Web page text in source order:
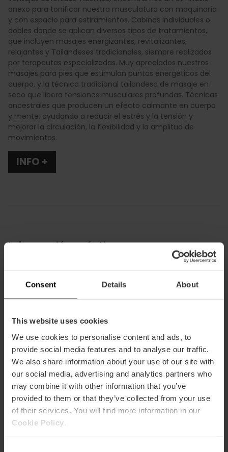
Consent Details About
This website uses cookies
We use cookies to personalise content and ads, to
provide social media features and to analyse our traffic.
We also share information about your use of our site with
our social media, advertising and analytics partners who
may combine it with other information that you’ve
provided to them or that they’ve collected from your use
of their services. You will find more information in our
Cookie Policy
anexo para tonificar nuestra musculatura con maquinaría
y con espacio para estiramientos. Cabinas individuales o
dobles donde se aplican diversos tipos de tratamientos,
que incluyen masajes energizantes, revitalizantes,
relajantes y Tailandeses tradicionales, siempre realizados
por terapeutas especializadas. Muy apreciados nuestros
masajes para pies que estimulan puntos energéticos del
cuerpo, y la técnica tradicional tailandesa de masaje en
seco que libera tensiones musculares profundas. Técnicas
ancestrales que producen un efecto calmante en cuerpo
y mente, ayudando a reducir el estrés y la tensión y
mejorar la circulación, la flexibilidad y la amplitud de
movimientos.
INFO +
Información práctica
Horarios
11:00-21:00
Cómo llegar
Metro
Bus